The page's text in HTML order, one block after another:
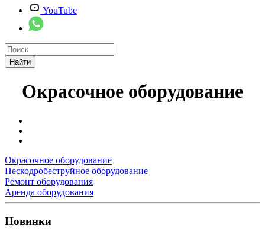
YouTube
Найти
Окрасочное оборудование
Окрасочное оборудование
Пескодробеструйное оборудование
Ремонт оборудования
Аренда оборудования
Новинки